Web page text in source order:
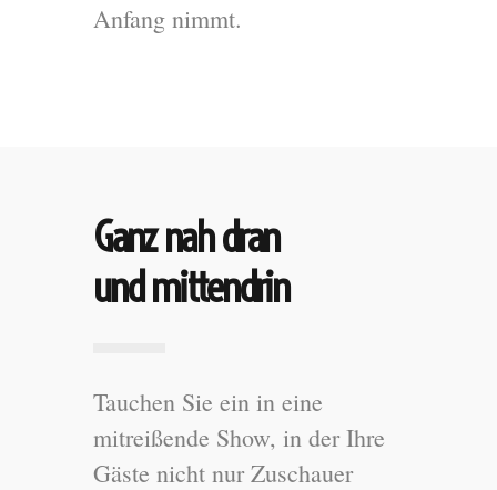
Anfang nimmt.
Ganz nah dran
und mittendrin
Tauchen Sie ein in eine
mitreißende Show, in der Ihre
Gäste nicht nur Zuschauer